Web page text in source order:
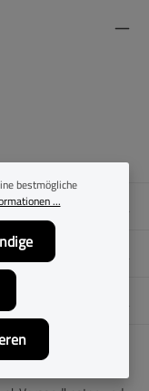
bestmögliche
...